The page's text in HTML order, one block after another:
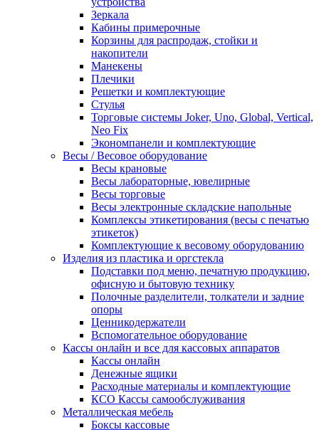
Зеркала
Кабины примерочные
Корзины для распродаж, стойки и
накопители
Манекены
Плечики
Решетки и комплектующие
Стулья
Торговые системы Joker, Uno, Global, Vertical,
Neo Fix
Экономпанели и комплектующие
Весы / Весовое оборудование
Весы крановые
Весы лабораторные, ювелирные
Весы торговые
Весы электронные складские напольные
Комплексы этикетирования (весы с печатью
этикеток)
Комплектующие к весовому оборудованию
Изделия из пластика и оргстекла
Подставки под меню, печатную продукцию,
офисную и бытовую технику
Полочные разделители, толкатели и задние
опоры
Ценникодержатели
Вспомогательное оборудование
Кассы онлайн и все для кассовых аппаратов
Кассы онлайн
Денежные ящики
Расходные материалы и комплектующие
КСО Кассы самообслуживания
Металлическая мебель
Боксы кассовые